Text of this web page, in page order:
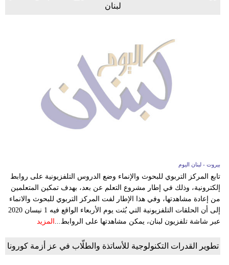
لبنان
بيروت - لبنان اليوم
تابع المركز التربوي للبحوث والإنماء وضع الدروس التلفزيونية على روابط
إلكترونية، وذلك في إطار مشروع التعلم عن بعد، بهدف تمكين المتعلمين
من إعادة مشاهدتها، وفي هذا الإطار لفت المركز التربوي للبحوث والانماء
إلى أن الحلقات التلفزيونية التي بُثت يوم الأربعاء الواقع فيه 1 نيسان 2020
عبر شاشة تلفزيون لبنان، يمكن مشاهدتها على الروابط... المزيد
تطوير القدرات التكنولوجية للأساتذة والطلّاب في عز أزمة كورونا